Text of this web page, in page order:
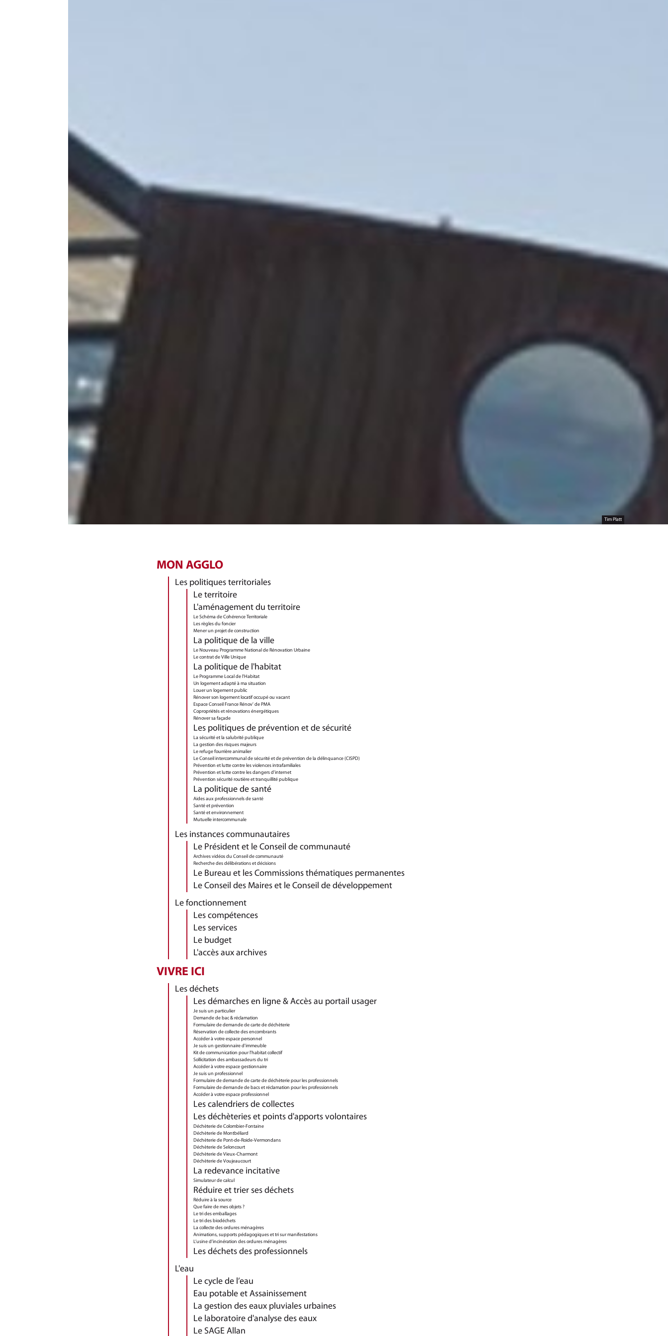
Tim Platt
MON AGGLO
Les politiques territoriales
Le territoire
L'aménagement du territoire
Le Schéma de Cohérence Territoriale
Les règles du foncier
Mener un projet de construction
La politique de la ville
Le Nouveau Programme National de Rénovation Urbaine
Le contrat de Ville Unique
La politique de l'habitat
Le Programme Local de l'Habitat
Un logement adapté à ma situation
Louer un logement public
Rénover son logement locatif occupé ou vacant
Espace Conseil France Rénov' de PMA
Copropriétés et rénovations énergétiques
Rénover sa façade
Les politiques de prévention et de sécurité
La sécurité et la salubrité publique
La gestion des risques majeurs
Le refuge fourrière animalier
Le Conseil intercommunal de sécurité et de prévention de la délinquance (CISPD)
Prévention et lutte contre les violences intrafamiliales
Prévention et lutte contre les dangers d'internet
Prévention sécurité routière et tranquillité publique
La politique de santé
Aides aux professionnels de santé
Santé et prévention
Santé et environnement
Mutuelle intercommunale
Les instances communautaires
Le Président et le Conseil de communauté
Archives vidéos du Conseil de communauté
Recherche des délibérations et décisions
Le Bureau et les Commissions thématiques permanentes
Le Conseil des Maires et le Conseil de développement
Le fonctionnement
Les compétences
Les services
Le budget
L'accès aux archives
VIVRE ICI
Les déchets
Les démarches en ligne & Accès au portail usager
Je suis un particulier
Demande de bac & réclamation
Formulaire de demande de carte de déchèterie
Réservation de collecte des encombrants
Accéder à votre espace personnel
Je suis un gestionnaire d'immeuble
Kit de communication pour l'habitat collectif
Sollicitation des ambassadeurs du tri
Accéder à votre espace gestionnaire
Je suis un professionnel
Formulaire de demande de carte de déchèterie pour les professionnels
Formulaire de demande de bacs et réclamation pour les professionnels
Accéder à votre espace professionnel
Les calendriers de collectes
Les déchèteries et points d'apports volontaires
Déchèterie de Colombier-Fontaine
Déchèterie de Montbéliard
Déchèterie de Pont-de-Roide-Vermondans
Déchèterie de Seloncourt
Déchèterie de Vieux-Charmont
Déchèterie de Voujeaucourt
La redevance incitative
Simulateur de calcul
Réduire et trier ses déchets
Réduire à la source
Que faire de mes objets ?
Le tri des emballages
Le tri des biodéchets
La collecte des ordures ménagères
Animations, supports pédagogiques et tri sur manifestations
L’usine d’incinération des ordures ménagères
Les déchets des professionnels
L'eau
Le cycle de l’eau
Eau potable et Assainissement
La gestion des eaux pluviales urbaines
Le laboratoire d'analyse des eaux
Le SAGE Allan